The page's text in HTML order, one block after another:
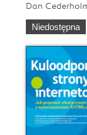
Dan
Niedostępna